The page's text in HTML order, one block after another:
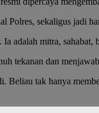
Polres, sekaligus jadi
adalah mitra,
tekanan dan
Beliau tak hanya